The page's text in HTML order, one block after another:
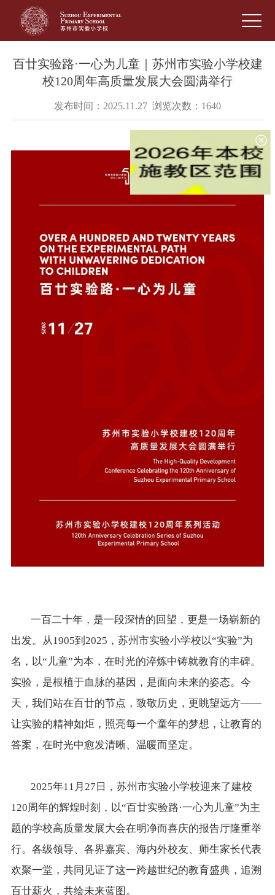
百廿实验路·一心为儿童｜苏州市实验小学校建
校120周年高质量发展大会圆满举行
发布时间：2025.11.27 浏览次数：1640
一百二十年，是一段深情的回望，更是一场崭新的
出发。从1905到2025，苏州市实验小学校以“实验”为
名，以“儿童”为本，在时光的淬炼中铸就教育的丰碑。
实验，是根植于血脉的基因，是面向未来的姿态。今
天，我们站在百廿的节点，致敬历史，更眺望远方——
让实验的精神如炬，照亮每一个童年的梦想，让教育的
答案，在时光中愈发清晰、温暖而坚定。
2025年11月27日，苏州市实验小学校迎来了建校
120周年的辉煌时刻，以“百廿实验路·一心为儿童”为主
题的学校高质量发展大会在明净而喜庆的报告厅隆重举
行。各级领导、各界嘉宾、海内外校友、师生家长代表
欢聚一堂，共同见证了这一跨越世纪的教育盛典，追溯
百廿薪火，共绘未来蓝图。